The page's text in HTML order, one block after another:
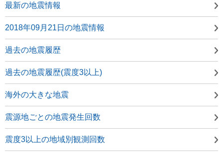
最新の地震情報
2018年09月21日の地震情報
過去の地震履歴
過去の地震履歴(震度3以上)
海外の大きな地震
震源地ごとの地震発生回数
震度3以上の地域別観測回数